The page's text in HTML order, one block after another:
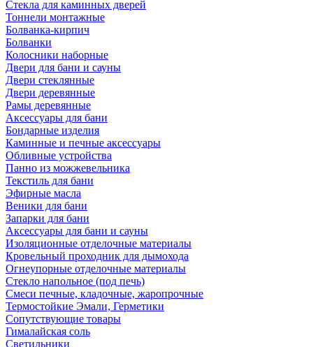
Стекла для каминных дверей
Тоннели монтажные
Болванка-кирпич
Болванки
Колосники наборные
Двери для бани и сауны
Двери стеклянные
Двери деревянные
Рамы деревянные
Аксессуары для бани
Бондарные изделия
Каминные и печные аксессуары
Обливные устройства
Панно из можжевельника
Текстиль для бани
Эфирные масла
Веники для бани
Запарки для бани
Аксессуары для бани и сауны
Изоляционные отделочные материалы
Кровельный проходник для дымохода
Огнеупорные отделочные материалы
Стекло напольное (под печь)
Смеси печные, кладочные, жаропрочные
Термостойкие Эмали, Герметики
Сопутствующие товары
Гималайская соль
Светильники